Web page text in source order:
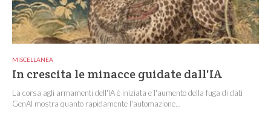
MISCELLANEA
In crescita le minacce guidate dall'IA
La corsa agli armamenti dell'IA è iniziata e l'aumento della fuga di dati
GenAI mostra quanto rapidamente l'automazione...